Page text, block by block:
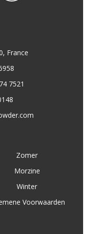
France
7521
Zomer
Morzine
Winter
Voorwaarden